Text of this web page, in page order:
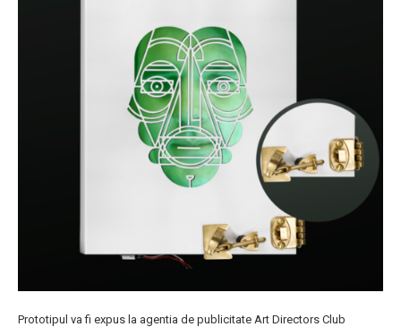
Prototipul va fi expus la agentia de publicitate Art Directors Club